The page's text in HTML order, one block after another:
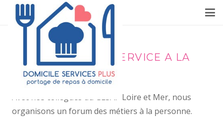
LES METIERS DU SERVICE A LA
PERSONNE
Avec nos collègues du GESAP Loire et Mer, nous
organisons un forum des métiers à la personne.